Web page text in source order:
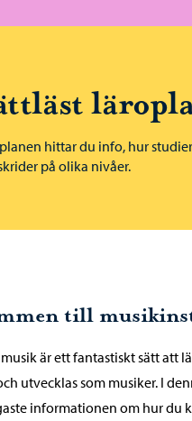
hittar du info, hur
på olika nivåer.
till
är ett fantastiskt sätt att
utvecklas som musiker. I
informationen om hur du